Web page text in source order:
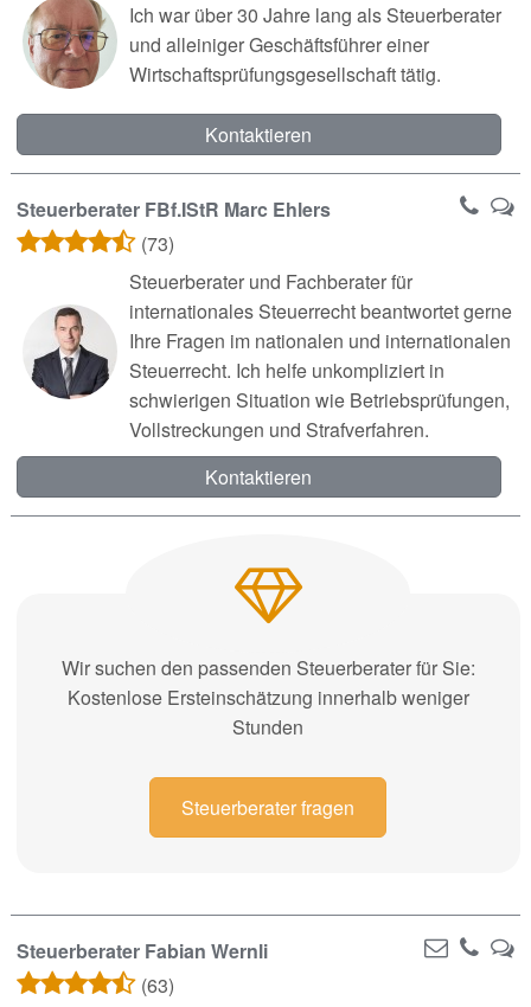
Ich war über 30 Jahre lang als Steuerberater
und alleiniger Geschäftsführer einer
Wirtschaftsprüfungsgesellschaft tätig.
Kontaktieren
Steuerberater FBf.IStR Marc Ehlers
(73)
Steuerberater und Fachberater für
internationales Steuerrecht beantwortet gerne
Ihre Fragen im nationalen und internationalen
Steuerrecht. Ich helfe unkompliziert in
schwierigen Situation wie Betriebsprüfungen,
Vollstreckungen und Strafverfahren.
Kontaktieren
Wir suchen den passenden Steuerberater für Sie:
Kostenlose Ersteinschätzung innerhalb weniger
Stunden
Steuerberater fragen
Steuerberater Fabian Wernli
(63)